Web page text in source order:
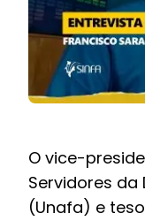
O vice-
Servidores da
(Unafa) e